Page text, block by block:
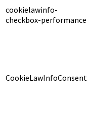
cookielawinfo-
checkbox-performance
CookieLawInfoConsent